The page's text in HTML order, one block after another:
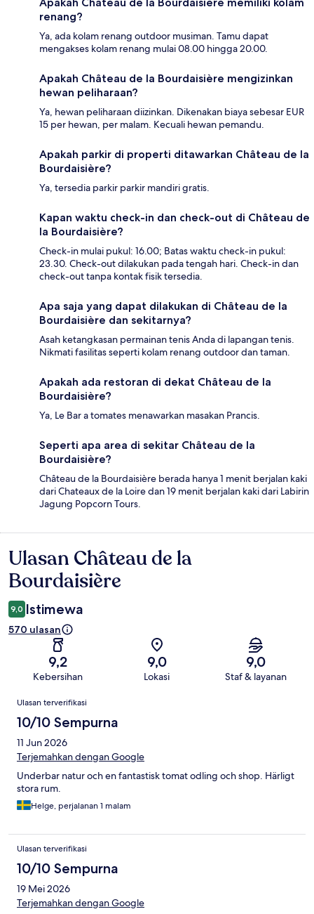
renang?
Ya, ada kolam renang outdoor musiman. Tamu dapat
mengakses kolam renang mulai 08.00 hingga 20.00.
Apakah Château de la Bourdaisière mengizinkan
hewan peliharaan?
Ya, hewan peliharaan diizinkan. Dikenakan biaya sebesar EUR
15 per hewan, per malam. Kecuali hewan pemandu.
Apakah parkir di properti ditawarkan Château de la
Bourdaisière?
Ya, tersedia parkir parkir mandiri gratis.
Kapan waktu check-in dan check-out di Château de
la Bourdaisière?
Check-in mulai pukul: 16.00; Batas waktu check-in pukul:
23.30. Check-out dilakukan pada tengah hari. Check-in dan
check-out tanpa kontak fisik tersedia.
Apa saja yang dapat dilakukan di Château de la
Bourdaisière dan sekitarnya?
Asah ketangkasan permainan tenis Anda di lapangan tenis.
Nikmati fasilitas seperti kolam renang outdoor dan taman.
Apakah ada restoran di dekat Château de la
Bourdaisière?
Ya, Le Bar a tomates menawarkan masakan Prancis.
Seperti apa area di sekitar Château de la
Bourdaisière?
Château de la Bourdaisière berada hanya 1 menit berjalan kaki
dari Chateaux de la Loire dan 19 menit berjalan kaki dari Labirin
Jagung Popcorn Tours.
Ulasan
Ulasan Château de la
Bourdaisière
9,0 Istimewa
570 ulasan
9,2
Kebersihan
9,0
Lokasi
9,0
Staf & layanan
Ulasan
Ulasan terverifikasi
10/10 Sempurna
11 Jun 2026
Terjemahkan dengan Google
Underbar natur och en fantastisk tomat odling och shop. Härligt
stora rum.
Helge, perjalanan 1 malam
Ulasan terverifikasi
10/10 Sempurna
19 Mei 2026
Terjemahkan dengan Google